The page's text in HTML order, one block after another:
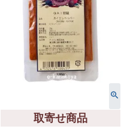
取寄せ商品